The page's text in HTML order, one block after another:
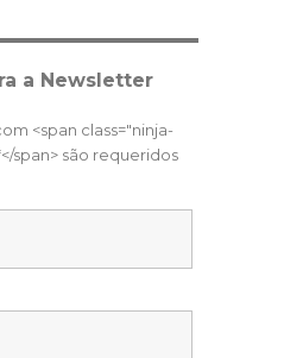
a Newsletter
<span class="ninja-
span> são requeridos